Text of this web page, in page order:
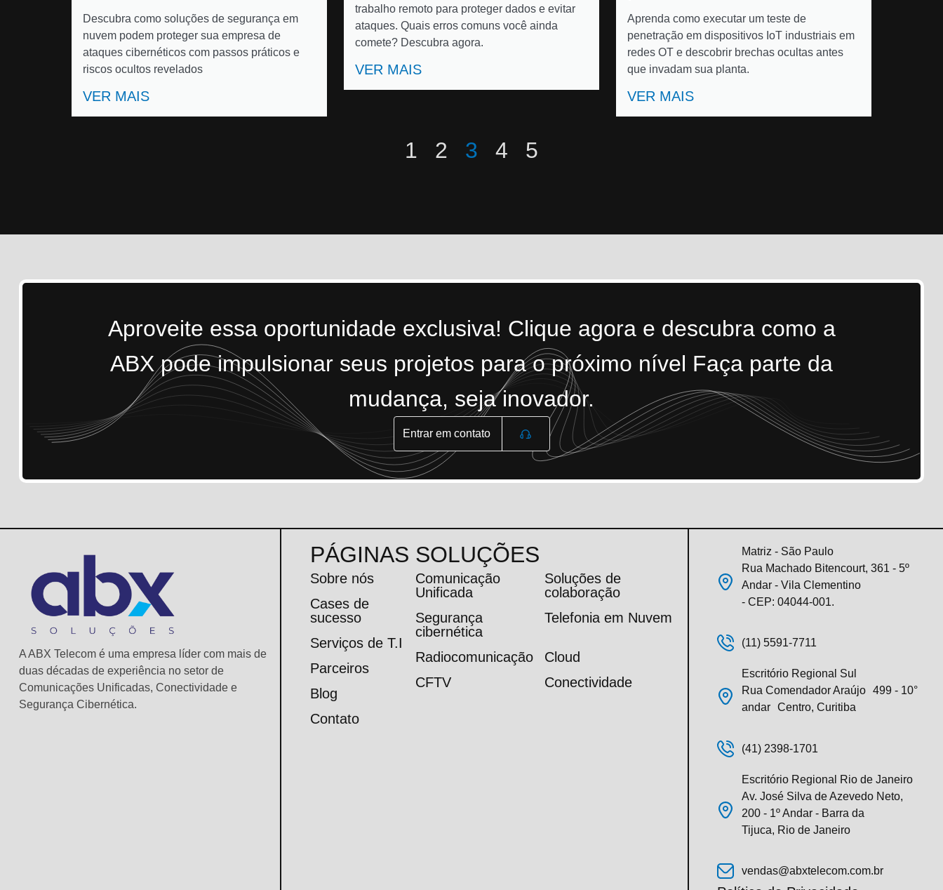
Descubra como soluções de segurança em
nuvem podem proteger sua empresa de
ataques cibernéticos com passos práticos e
riscos ocultos revelados
VER MAIS
trabalho remoto para proteger dados e evitar
ataques. Quais erros comuns você ainda
comete? Descubra agora.
VER MAIS
Aprenda como executar um teste de
penetração em dispositivos IoT industriais em
redes OT e descobrir brechas ocultas antes
que invadam sua planta.
VER MAIS
1 2 3 4 5
Aproveite essa oportunidade exclusiva! Clique agora e descubra como a
ABX pode impulsionar seus projetos para o próximo nível Faça parte da
mudança, seja inovador.
Entrar em contato
A ABX Telecom é uma empresa líder com mais de
duas décadas de experiência no setor de
Comunicações Unificadas, Conectividade e
Segurança Cibernética.
PÁGINAS
Sobre nós
Cases de
sucesso
Serviços de T.I
Parceiros
Blog
Contato
SOLUÇÕES
Comunicação
Unificada
Soluções de
colaboração
Segurança
cibernética
Telefonia em Nuvem
Radiocomunicação
Cloud
CFTV
Conectividade
Matriz - São Paulo
Rua Machado Bitencourt, 361 - 5º
Andar - Vila Clementino
- CEP: 04044-001.
(11) 5591-7711
Escritório Regional Sul
Rua Comendador Araújo 499 - 10°
andar Centro, Curitiba
(41) 2398-1701
Escritório Regional Rio de Janeiro
Av. José Silva de Azevedo Neto,
200 - 1º Andar - Barra da
Tijuca, Rio de Janeiro
vendas@abxtelecom.com.br